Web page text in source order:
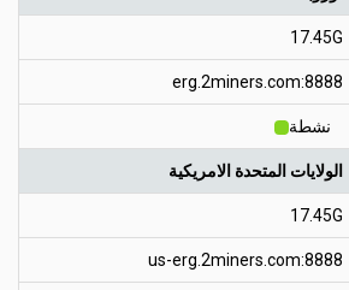
17.45G
erg.2miners.com:8888
نشطة
الولايات المتحدة الامريكية
17.45G
us-erg.2miners.com:8888